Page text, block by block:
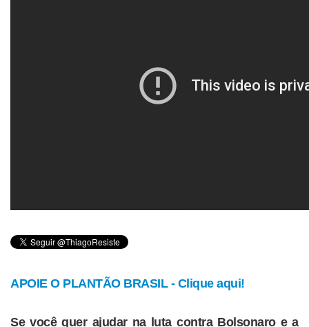
APOIE O PLANTÃO BRASIL - Clique aqui!
Se você quer ajudar na luta contra Bolsonaro e a